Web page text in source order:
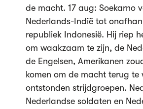
de macht. 17 aug: Soekarno
Nederlands-Indië tot
republiek Indonesië. Hij riep
om waakzaam te zijn, de
de Engelsen, Amerikanen
komen om de macht terug te
ontstonden strijdgroepen.
Nederlandse soldaten en